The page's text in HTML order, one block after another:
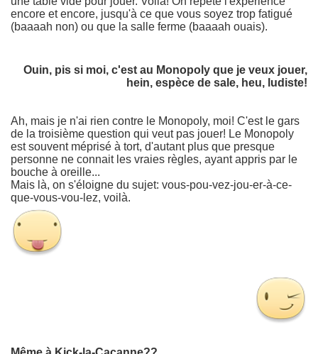
encore et encore, jusqu'à ce que vous soyez trop fatigué
(baaaah non) ou que la salle ferme (baaaah ouais).
Ouin, pis si moi, c'est au Monopoly que je veux jouer,
hein, espèce de sale, heu, ludiste!
Ah, mais je n'ai rien contre le Monopoly, moi! C'est le gars
de la troisième question qui veut pas jouer! Le Monopoly
est souvent méprisé à tort, d'autant plus que presque
personne ne connait les vraies règles, ayant appris par le
bouche à oreille...
Mais là, on s'éloigne du sujet: vous-pou-vez-jou-er-à-ce-
que-vous-vou-lez, voilà.